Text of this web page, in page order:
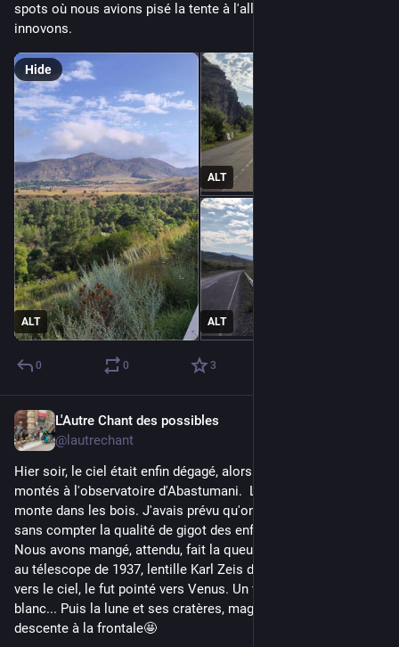
spots où nous avions pisé la tente à l'allée, ou bien nous
innovons.
ALT
ALT
ALT
Hide
0 0 3
L'Autre Chant des possibles
@lautrechant
Hier soir, le ciel était enfin dégagé, alors nous sommes
montés à l'observatoire d'Abastumani.  Le petit sentier qui
monte dans les bois. J'avais prévu qu'on mette 1h30, c'était
sans compter la qualité de gigot des enfants : 40mn !
Nous avons mangé, attendu, fait la queue et nous voilà face
au télescope de 1937, lentille Karl Zeis de 40cm, dôme ouvert
vers le ciel, le fut pointé vers Venus. Un tout petit croissant
blanc... Puis la lune et ses cratères, magnifique. Ensuite
descente à la frontale🤩